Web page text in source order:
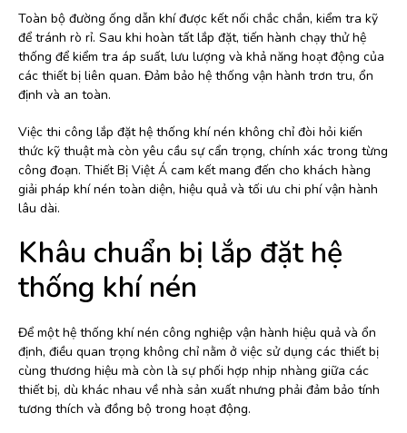
Toàn bộ đường ống dẫn khí được kết nối chắc chắn, kiểm tra kỹ
để tránh rò rỉ. Sau khi hoàn tất lắp đặt, tiến hành chạy thử hệ
thống để kiểm tra áp suất, lưu lượng và khả năng hoạt động của
các thiết bị liên quan. Đảm bảo hệ thống vận hành trơn tru, ổn
định và an toàn.
Việc thi công lắp đặt hệ thống khí nén không chỉ đòi hỏi kiến
thức kỹ thuật mà còn yêu cầu sự cẩn trọng, chính xác trong từng
công đoạn. Thiết Bị Việt Á cam kết mang đến cho khách hàng
giải pháp khí nén toàn diện, hiệu quả và tối ưu chi phí vận hành
lâu dài.
Khâu chuẩn bị lắp đặt hệ
thống khí nén
Để một hệ thống khí nén công nghiệp vận hành hiệu quả và ổn
định, điều quan trọng không chỉ nằm ở việc sử dụng các thiết bị
cùng thương hiệu mà còn là sự phối hợp nhịp nhàng giữa các
thiết bị, dù khác nhau về nhà sản xuất nhưng phải đảm bảo tính
tương thích và đồng bộ trong hoạt động.